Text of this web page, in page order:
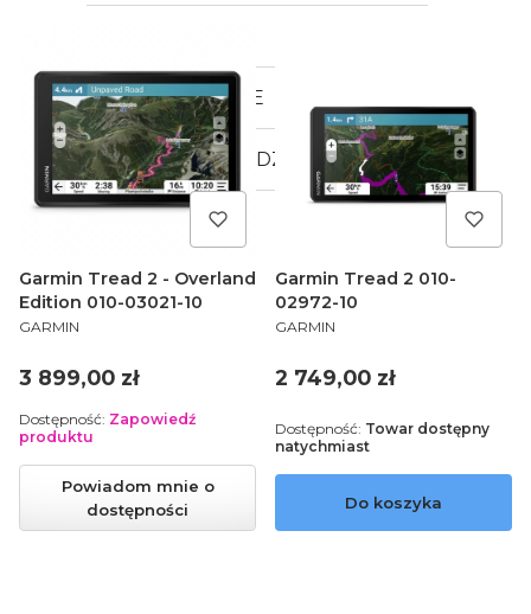
MAPY I APLIKACJE
OBSŁUGA PIENIĘDZY
Garmin Tread 2 - Overland
Edition 010-03021-10
PRODUCENT
GARMIN
Cena
3 899,00 zł
Powiadom mnie o
dostępności
Dostępność: Zapowiedź
produktu
Garmin Tread 2 010-
02972-10
PRODUCENT
GARMIN
Cena
2 749,00 zł
Do koszyka
Dostępność: Towar dostępny
natychmiast